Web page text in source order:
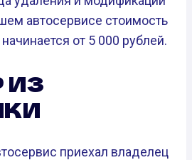
автосервисе стоимость
от 5 000 рублей.
ИЗ
приехал владелец